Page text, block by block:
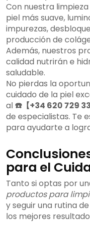
Con nuestra
piel más suave,
impurezas,
producción de
Además, nuestros
calidad nutrirán e
saludable.
No pierdas la
cuidado de la piel
al☎️【+34 620 729
de especialistas. Te
para ayudarte a
para el
Tanto si optas por
productos para
y seguir una rutina
los mejores